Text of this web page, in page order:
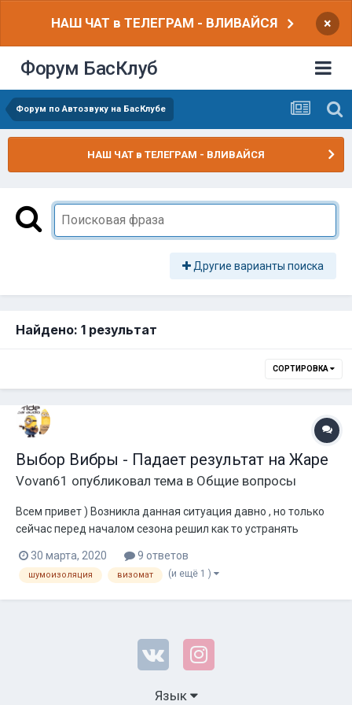
НАШ ЧАТ в ТЕЛЕГРАМ - ВЛИВАЙСЯ ×
Форум БасКлуб
Форум по Автозвуку на БасКлубе
НАШ ЧАТ в ТЕЛЕГРАМ - ВЛИВАЙСЯ
Другие варианты поиска
Найдено: 1 результат
СОРТИРОВКА
Выбор Вибры - Падает результат на Жаре
Vovan61 опубликовал тема в Общие вопросы
Всем привет ) Возникла данная ситуация давно , но только
сейчас перед началом сезона решил как то устранять
спокойно убежать до 0.6 дб Пришёл к выводу что дело в
дешёвой вибре которую я клеил раньше , вкатано много
слоёв 4мм но она мягк...
30 марта, 2020 9 ответов
шумоизоляция визомат (и ещё 1 )
Язык